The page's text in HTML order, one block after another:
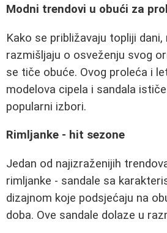
Modni trendovi u obući za
Kako se približavaju topliji
razmišljaju o osveženju svog
se tiče obuće. Ovog proleća i
modelova cipela i sandala
popularni izbori.
Rimljanke - hit sezone
Jedan od najizraženijih
rimljanke - sandale sa
dizajnom koje podsjećaju na
doba. Ove sandale dolaze u